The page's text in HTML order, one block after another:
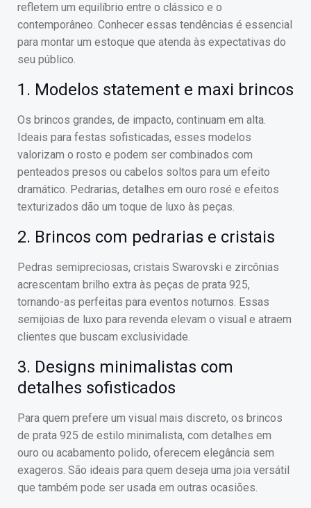
refletem um equilíbrio entre o clássico e o
contemporâneo. Conhecer essas tendências é essencial
para montar um estoque que atenda às expectativas do
seu público.
1. Modelos statement e maxi brincos
Os brincos grandes, de impacto, continuam em alta.
Ideais para festas sofisticadas, esses modelos
valorizam o rosto e podem ser combinados com
penteados presos ou cabelos soltos para um efeito
dramático. Pedrarias, detalhes em ouro rosé e efeitos
texturizados dão um toque de luxo às peças.
2. Brincos com pedrarias e cristais
Pedras semipreciosas, cristais Swarovski e zircônias
acrescentam brilho extra às peças de prata 925,
tornando-as perfeitas para eventos noturnos. Essas
semijoias de luxo para revenda elevam o visual e atraem
clientes que buscam exclusividade.
3. Designs minimalistas com
detalhes sofisticados
Para quem prefere um visual mais discreto, os brincos
de prata 925 de estilo minimalista, com detalhes em
ouro ou acabamento polido, oferecem elegância sem
exageros. São ideais para quem deseja uma joia versátil
que também pode ser usada em outras ocasiões.